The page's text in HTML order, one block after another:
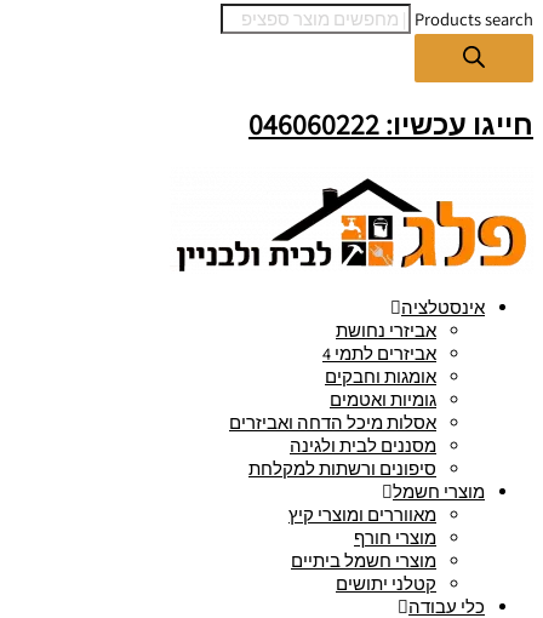
Products search
חייגו עכשיו: 046060222
אינסטלציה
אביזרי נחושת
אביזרים לתמי 4
אומגות וחבקים
גומיות ואטמים
אסלות מיכל הדחה ואביזרים
מסננים לבית ולגינה
סיפונים ורשתות למקלחת
מוצרי חשמל
מאווררים ומוצרי קיץ
מוצרי חורף
מוצרי חשמל ביתיים
קטלני יתושים
כלי עבודה